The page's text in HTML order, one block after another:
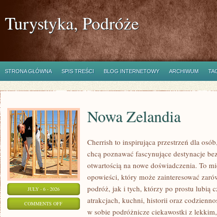
Turystyka, Podróże
STRONA GŁÓWNA SPIS TREŚCI BLOG INTERNETOWY ARCHIWUM
JULY - 6 - 2026
COMMENTS OFFON
Nowa Zelandia
Cherrish to inspirująca przestrzeń dla
chcą poznawać fascynujące destynacje
otwartością na nowe doświadczenia. To
opowieści, który może zainteresować
podróż, jak i tych, którzy po prostu lubią
atrakcjach, kuchni, historii oraz
w sobie podróżnicze ciekawostki z